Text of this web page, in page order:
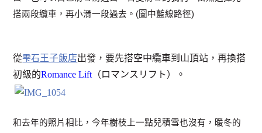
搭兩段纜車，再小滑一段過去。(圖中藍線路徑)
從雫石 王子飯店出發，要先搭空中纜車到山頂站，再換搭
初級的Romance Lift （ロマンスリフト）。
和去年的照片相比，今年樹枝上一點兒積雪也沒有，暖冬的